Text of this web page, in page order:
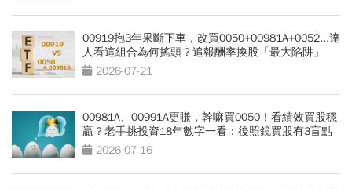
00919抱3年果斷下車，改買0050+00981A+0052...達
人看這組合為何搖頭？追報酬率換股「最大陷阱」
2026-07-21
00981A、00991A更賺，幹嘛買0050！看績效買股穩
贏？老手挑投資18年數字一看：後照鏡買股有3盲點
2026-07-16